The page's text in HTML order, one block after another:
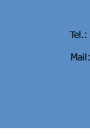
Tel.:
Mail: